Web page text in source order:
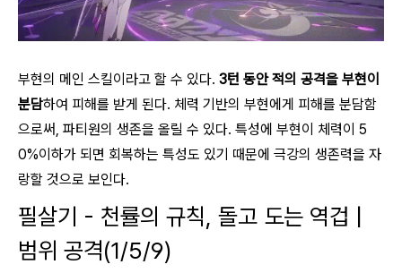
부현의 메인 스킬이라고 할 수 있다. 3턴 동안 적의 공격을 부현이
분담하여 피해를 받게 된다. 체력 기반의 부현에게 피해를 분담함
으로써, 파티원의 생존을 올릴 수 있다. 특성에 부현이 체력이 5
0%이하가 되면 회복하는 특성도 있기 때문에 극강의 생존력을 자
랑할 것으로 보인다.
필살기 - 천률의 규칙, 돌고 도는 역겁 |
범위 공격(1/5/9)